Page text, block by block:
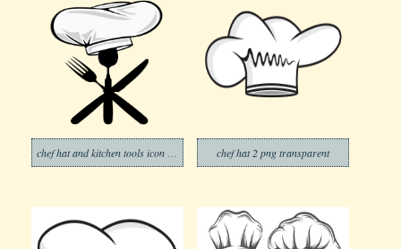
chef hat 2 png transparent